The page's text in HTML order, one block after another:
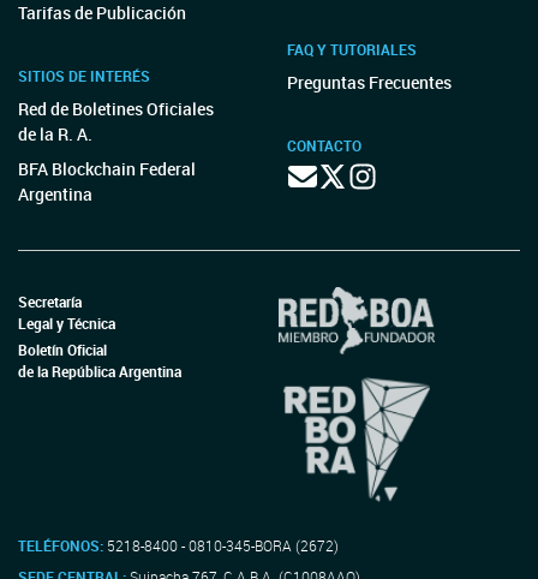
Tarifas de Publicación
SITIOS DE INTERÉS
Red de Boletines Oficiales
de la R. A.
BFA Blockchain Federal
Argentina
FAQ Y TUTORIALES
Preguntas Frecuentes
CONTACTO
Secretaría
Legal y Técnica
Boletín Oficial
de la República Argentina
TELÉFONOS: 5218-8400 - 0810-345-BORA (2672)